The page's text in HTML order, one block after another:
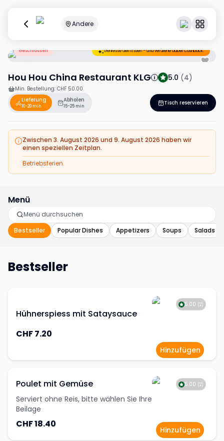
Andere
Geschlossen Geniesse dein Essen – und verdiene dabei Cashback.
Hou Hou China Restaurant KLG 5.0 (4)
Min. Bestellung: CHF 50.00
Lieferung
10-20 min
Abholen
15-25 min Tisch reservieren
Zwischen 3. August 2026 und 9. August 2026 haben wir
einen speziellen Zeitplan.
Betriebsferien.
Menü
Bestseller Popular Dishes Appetizers Soups Salads
Bestseller
Hühnerspiess mit Sataysauce
CHF 7.20
5.00 (2)
Hinzufügen
Poulet mit Gemüse
Serviert ohne Reis, bitte wählen Sie Ihre
Beilage
CHF 18.40
5.00 (2)
Hinzufügen